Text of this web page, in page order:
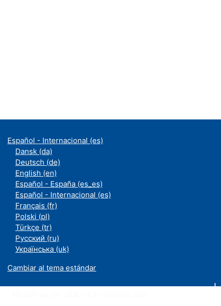
Español - Internacional ‎(es)‎
Dansk ‎(da)‎
Deutsch ‎(de)‎
English ‎(en)‎
Español - España ‎(es_es)‎
Español - Internacional ‎(es)‎
Français ‎(fr)‎
Polski ‎(pl)‎
Türkçe ‎(tr)‎
Русский ‎(ru)‎
Українська ‎(uk)‎
Cambiar al tema estándar